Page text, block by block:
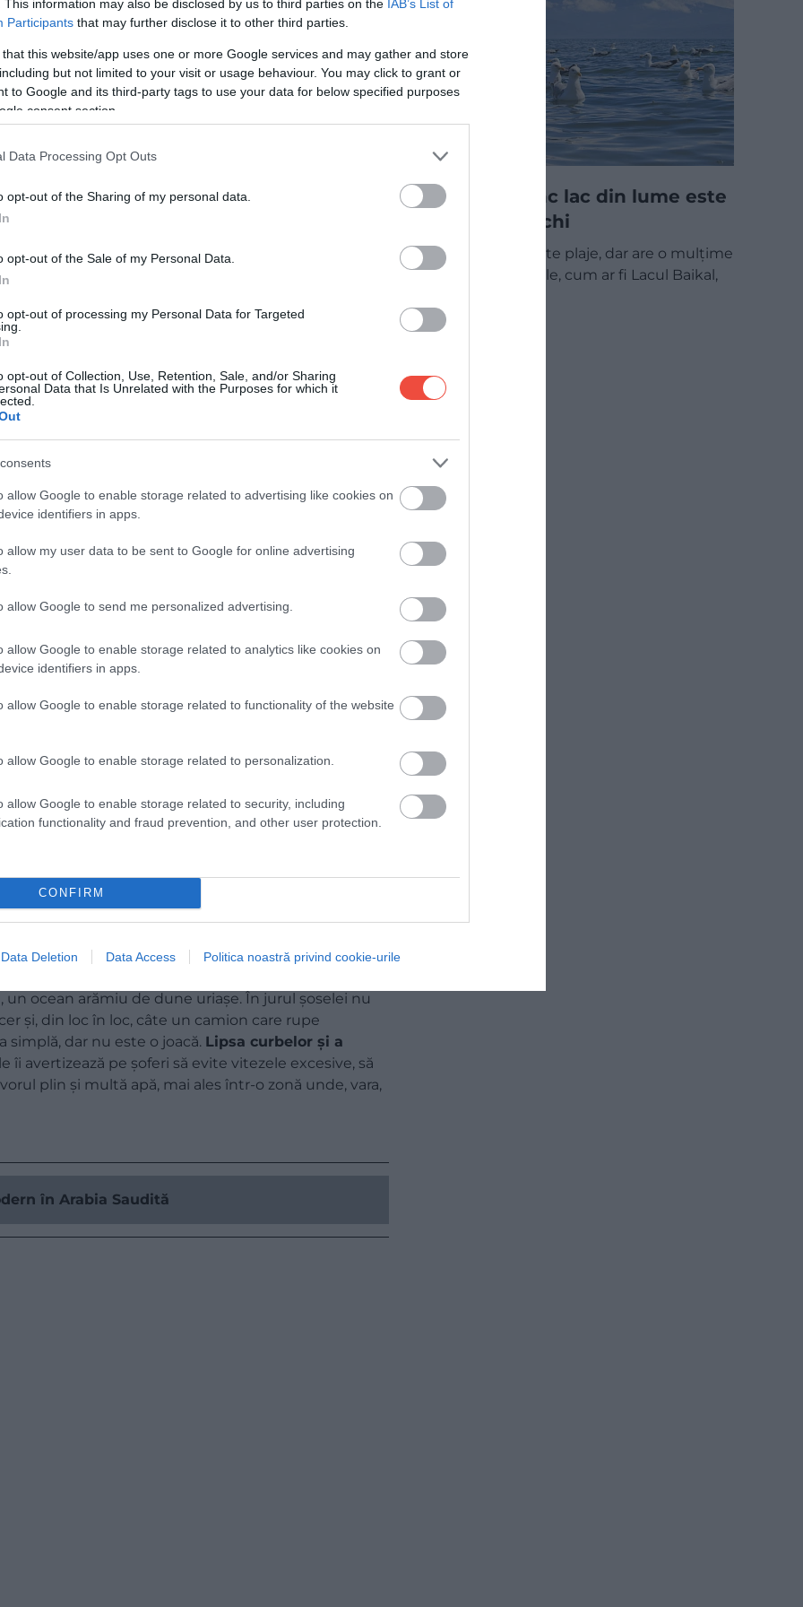
This information may also be disclosed by us to third parties on the IAB’s List of
Participants that may further disclose it to other third parties.
that this website/app uses one or more Google services and may gather and store
but not limited to your visit or usage behaviour. You may click to grant or
to Google and its third-party tags to use your data for below specified purposes
consent section.
Data Processing Opt Outs
opt-out of the Sharing of my personal data.
opt-out of the Sale of my Personal Data.
opt-out of processing my Personal Data for Targeted
opt-out of Collection, Use, Retention, Sale, and/or Sharing
Data that Is Unrelated with the Purposes for which it
allow Google to enable storage related to advertising like cookies on
identifiers in apps.
allow my user data to be sent to Google for online advertising
allow Google to send me personalized advertising.
allow Google to enable storage related to analytics like cookies on
identifiers in apps.
allow Google to enable storage related to functionality of the website
allow Google to enable storage related to personalization.
allow Google to enable storage related to security, including
functionality and fraud prevention, and other user protection.
CONFIRM
Data Deletion Data Access Politica noastră privind cookie-urile
avea un tren de lux care va traversa deșertul
ocean arămiu de dune uriașe. În jurul șoselei nu
și, din loc în loc, câte un camion care rupe
dar nu este o joacă. Lipsa curbelor și a
îi avertizează pe șoferi să evite vitezele excesive, să
plin și multă apă, mai ales într-o zonă unde, vara,
în Arabia Saudită
Cel mai adânc lac din lume este
și cel mai vechi
Rusia nu are multe plaje, dar are o mulțime
de atracții naturale, cum ar fi Lacul Baikal,
MAPAMOND